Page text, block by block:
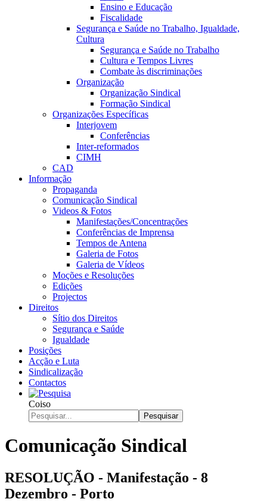
Ensino e Educação
Fiscalidade
Segurança e Saúde no Trabalho, Igualdade,
Cultura
Segurança e Saúde no Trabalho
Cultura e Tempos Livres
Combate às discriminações
Organização
Organização Sindical
Formação Sindical
Organizações Específicas
Interjovem
Conferências
Inter-reformados
CIMH
CAD
Informação
Propaganda
Comunicação Sindical
Videos & Fotos
Manifestações/Concentrações
Conferências de Imprensa
Tempos de Antena
Galeria de Fotos
Galeria de Vídeos
Moções e Resoluções
Edições
Projectos
Direitos
Sítio dos Direitos
Segurança e Saúde
Igualdade
Posições
Acção e Luta
Sindicalização
Contactos
Coiso
Pesquisar
Comunicação Sindical
RESOLUÇÃO - Manifestação - 8
Dezembro - Porto